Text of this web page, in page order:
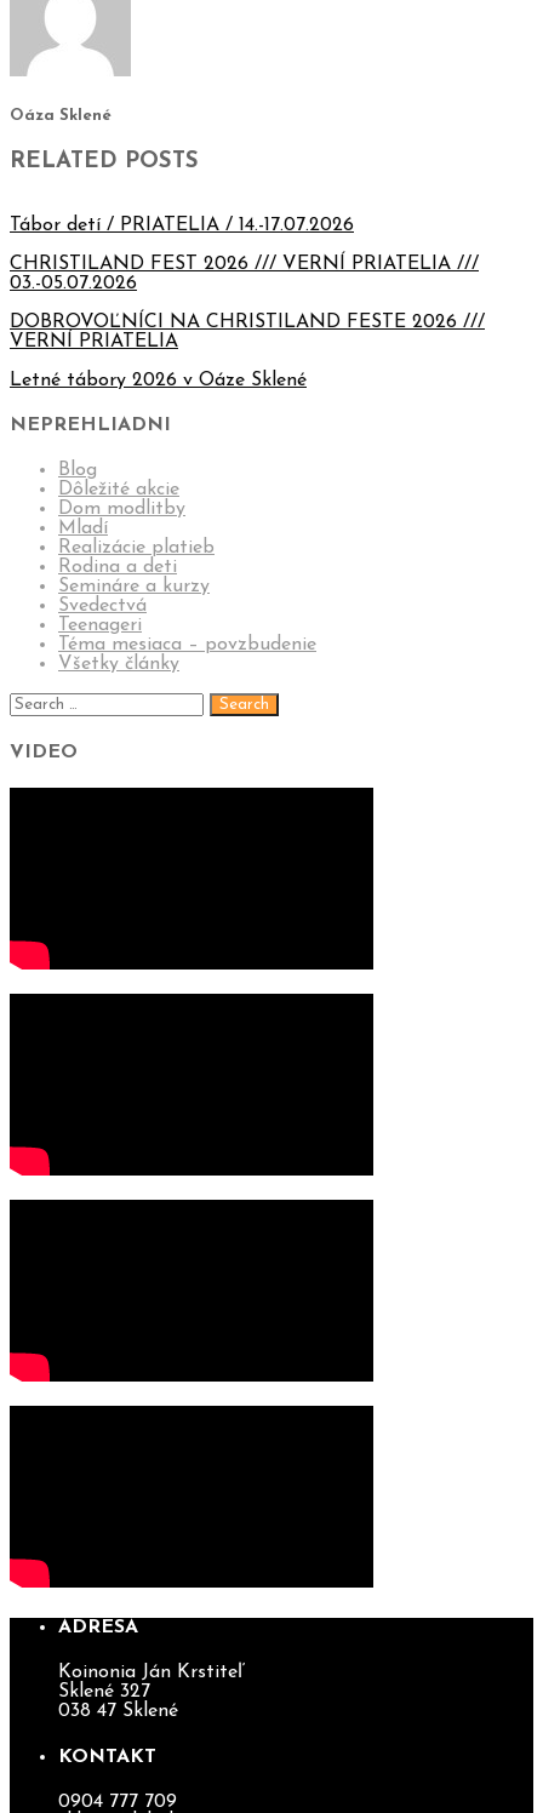
Oáza Sklené
RELATED POSTS
Tábor detí / PRIATELIA / 14.-17.07.2026
CHRISTILAND FEST 2026 /// VERNÍ PRIATELIA ///
03.-05.07.2026
DOBROVOĽNÍCI NA CHRISTILAND FESTE 2026 ///
VERNÍ PRIATELIA
Letné tábory 2026 v Oáze Sklené
NEPREHLIADNI
Blog
Dôležité akcie
Dom modlitby
Mladí
Realizácie platieb
Rodina a deti
Semináre a kurzy
Svedectvá
Teenageri
Téma mesiaca – povzbudenie
Všetky články
VIDEO
ADRESA
Koinonia Ján Krstiteľ
Sklené 327
038 47 Sklené
KONTAKT
0904 777 709